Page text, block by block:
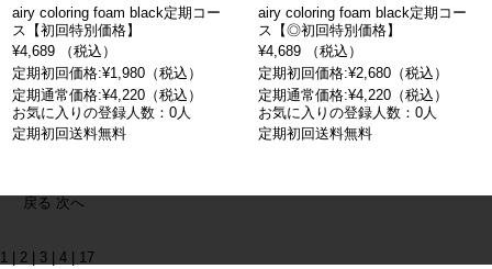
airy coloring foam black定期コー
ス【初回特別価格】
¥4,689 （税込）
定期初回価格:¥1,980（税込）
定期通常価格:¥4,220（税込）
お気に入りの登録人数：0人
定期初回送料無料
airy coloring foam black定期コー
ス【◎初回特別価格】
¥4,689 （税込）
定期初回価格:¥2,680（税込）
定期通常価格:¥4,220（税込）
お気に入りの登録人数：0人
定期初回送料無料
戻る 次へ
1 | 2 | 3 | 4 | 17